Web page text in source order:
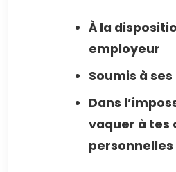
À la
employeur
Soumis à
Dans
vaquer à tes
personnelles